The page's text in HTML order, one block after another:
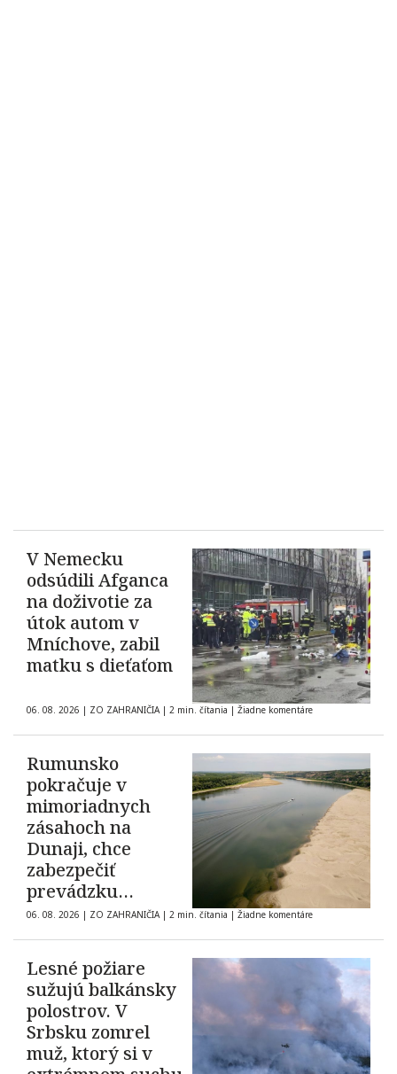
V Nemecku
odsúdili Afganca
na doživotie za
útok autom v
Mníchove, zabil
matku s dieťaťom
06. 08. 2026 | ZO ZAHRANIČIA | 2 min. čítania | Žiadne komentáre
Rumunsko
pokračuje v
mimoriadnych
zásahoch na
Dunaji, chce
zabezpečiť
prevádzku
elektrárne
Cernavodă
06. 08. 2026 | ZO ZAHRANIČIA | 2 min. čítania | Žiadne komentáre
Lesné požiare
sužujú balkánsky
polostrov. V
Srbsku zomrel
muž, ktorý si v